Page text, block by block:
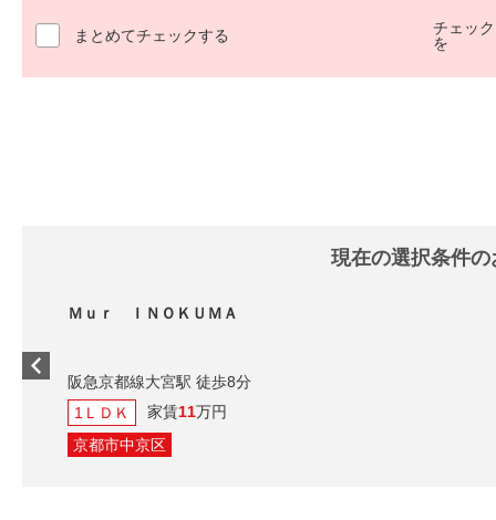
まとめてチェックする
チェッ
を
現在の選択条件
Ｍｕｒ ＩＮＯＫＵＭＡ
阪急京都線大宮駅 徒歩8分
1ＬＤＫ
家賃11万円
京都市中京区